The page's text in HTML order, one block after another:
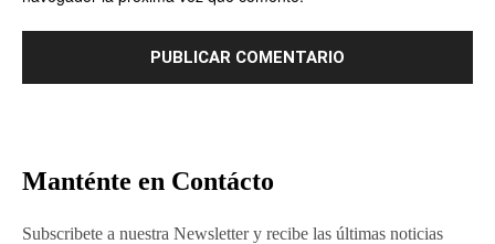
Manténte en Contácto
Subscribete a nuestra Newsletter y recibe las últimas noticias